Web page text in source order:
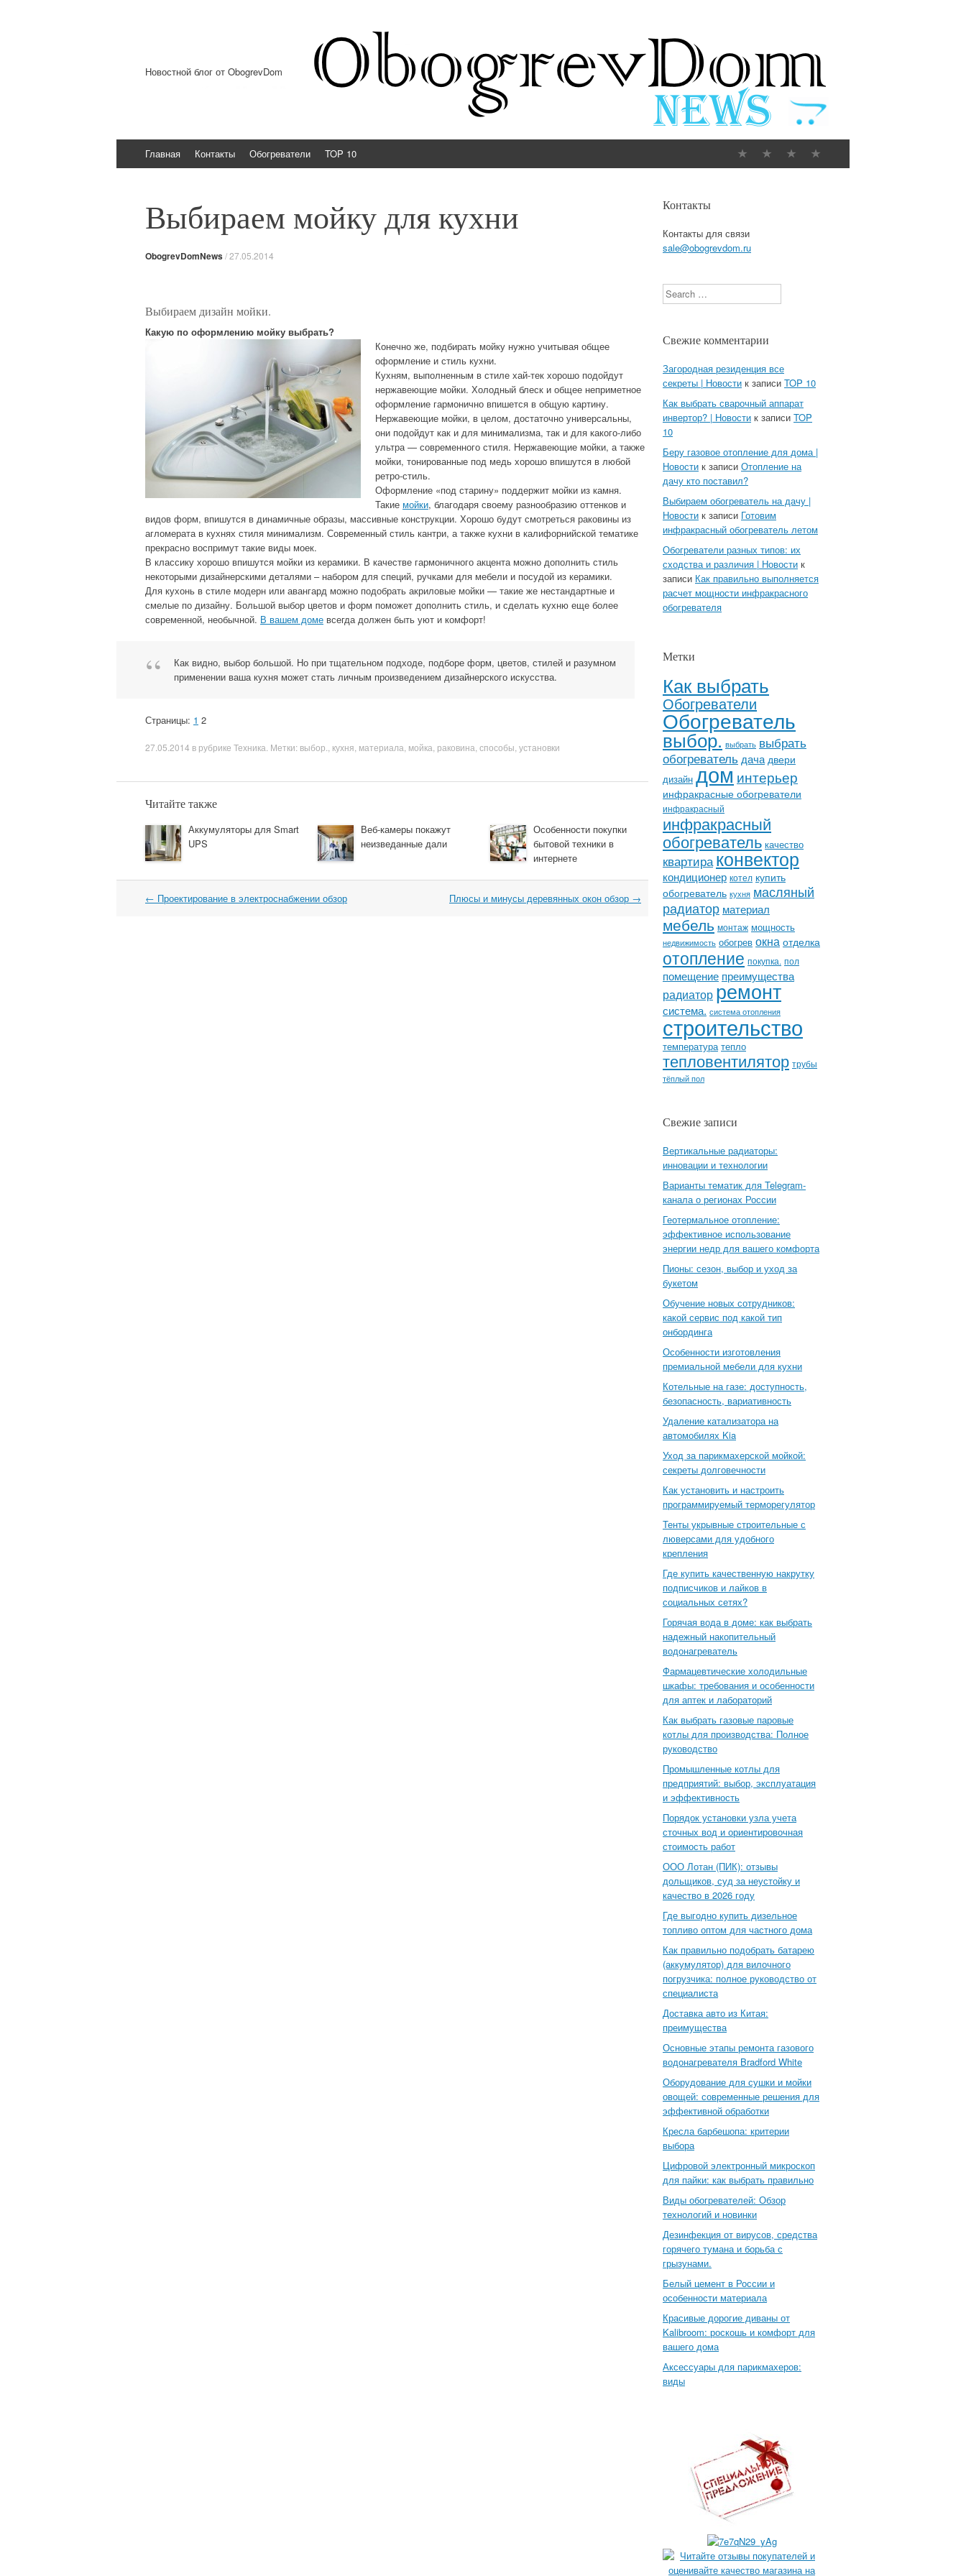
Новостной блог от ObogrevDom
Перейти к содержимому
Главная Контакты Обогреватели TOP 10
Выбираем мойку для кухни
ObogrevDomNews/27.05.2014
Выбираем дизайн мойки.
Какую по оформлению мойку выбрать?
Конечно же, подбирать мойку нужно учитывая общее
оформление и стиль кухни.
Кухням, выполненным в стиле хай-тек хорошо подойдут
нержавеющие мойки. Холодный блеск и общее неприметное
оформление гармонично впишется в общую картину.
Нержавеющие мойки, в целом, достаточно универсальны,
они подойдут как и для минимализма, так и для какого-либо
ультра — современного стиля. Нержавеющие мойки, а также
мойки, тонированные под медь хорошо впишутся в любой
ретро-стиль.
Оформление «под старину» поддержит мойки из камня.
Такие мойки, благодаря своему разнообразию оттенков и
видов форм, впишутся в динамичные образы, массивные конструкции. Хорошо будут смотреться раковины из
агломерата в кухнях стиля минимализм. Современный стиль кантри, а также кухни в калифорнийской тематике
прекрасно воспримут такие виды моек.
В классику хорошо впишутся мойки из керамики. В качестве гармоничного акцента можно дополнить стиль
некоторыми дизайнерскими деталями – набором для специй, ручками для мебели и посудой из керамики.
Для кухонь в стиле модерн или авангард можно подобрать акриловые мойки — такие же нестандартные и
смелые по дизайну. Большой выбор цветов и форм поможет дополнить стиль, и сделать кухню еще более
современной, необычной. В вашем доме всегда должен быть уют и комфорт!
Как видно, выбор большой. Но при тщательном подходе, подборе форм, цветов, стилей и разумном
применении ваша кухня может стать личным произведением дизайнерского искусства.
Страницы: 1 2
27.05.2014 в рубрике Техника . Метки: выбор. кухня материала мойка раковина способы установки
Читайте также
Аккумуляторы для Smart
UPS
Веб-камеры покажут
неизведанные дали
Особенности покупки
бытовой техники в
интернете
Навигация
← Проектирование в электроснабжении обзор Плюсы и минусы деревянных окон обзор →
Контакты
Контакты для связи
sale@obogrevdom.ru
Search
Свежие комментарии
Загородная резиденция все
секреты | Новости к записи TOP 10
Как выбрать сварочный аппарат
инвертор? | Новости к записи TOP
10
Беру газовое отопление для дома |
Новости к записи Отопление на
дачу кто поставил?
Выбираем обогреватель на дачу |
Новости к записи Готовим
инфракрасный обогреватель летом
Обогреватели разных типов: их
сходства и различия | Новости к
записи Как правильно выполняется
расчет мощности инфракрасного
обогревателя
Метки
Как выбрать
Обогреватели
Обогреватель
выбор. выбрать выбрать
обогреватель дача двери
дизайн доминтерьер
инфракрасные обогреватели
инфракрасный
инфракрасный
обогреватель качество
квартираконвектор
кондиционер котел купить
обогреватель кухня масляный
радиатор материал
мебель монтаж мощность
недвижимость обогрев окна отделка
отопление покупка. пол
помещение преимущества
радиаторремонт
система. система отопления
строительство
температура тепло
тепловентилятор трубы
тёплый пол
Свежие записи
Вертикальные радиаторы:
инновации и технологии
Варианты тематик для Telegram-
канала о регионах России
Геотермальное отопление:
эффективное использование
энергии недр для вашего комфорта
Пионы: сезон, выбор и уход за
букетом
Обучение новых сотрудников:
какой сервис под какой тип
онбординга
Особенности изготовления
премиальной мебели для кухни
Котельные на газе: доступность,
безопасность, вариативность
Удаление катализатора на
автомобилях Kia
Уход за парикмахерской мойкой:
секреты долговечности
Как установить и настроить
программируемый терморегулятор
Тенты укрывные строительные с
люверсами для удобного
крепления
Где купить качественную накрутку
подписчиков и лайков в
социальных сетях?
Горячая вода в доме: как выбрать
надежный накопительный
водонагреватель
Фармацевтические холодильные
шкафы: требования и особенности
для аптек и лабораторий
Как выбрать газовые паровые
котлы для производства: Полное
руководство
Промышленные котлы для
предприятий: выбор, эксплуатация
и эффективность
Порядок установки узла учета
сточных вод и ориентировочная
стоимость работ
ООО Лотан (ПИК): отзывы
дольщиков, суд за неустойку и
качество в 2026 году
Где выгодно купить дизельное
топливо оптом для частного дома
Как правильно подобрать батарею
(аккумулятор) для вилочного
погрузчика: полное руководство от
специалиста
Доставка авто из Китая:
преимущества
Основные этапы ремонта газового
водонагревателя Bradford White
Оборудование для сушки и мойки
овощей: современные решения для
эффективной обработки
Кресла барбешопа: критерии
выбора
Цифровой электронный микроскоп
для пайки: как выбрать правильно
Виды обогревателей: Обзор
технологий и новинки
Дезинфекция от вирусов, средства
горячего тумана и борьба с
грызунами.
Белый цемент в России и
особенности материала
Красивые дорогие диваны от
Kalibroom: роскошь и комфорт для
вашего дома
Аксессуары для парикмахеров:
виды